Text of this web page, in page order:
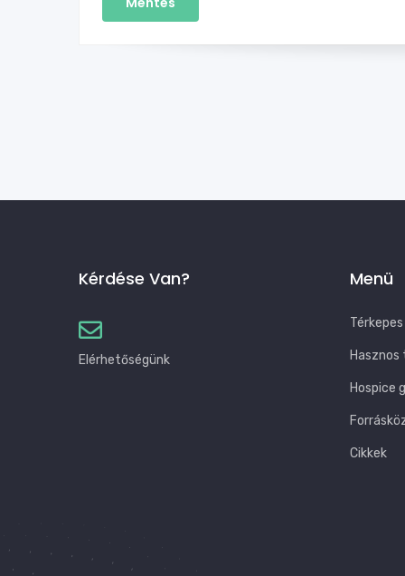
Kérdése Van?
Elérhetőségünk
Menü
Hasznos
Hospice
Cikkek